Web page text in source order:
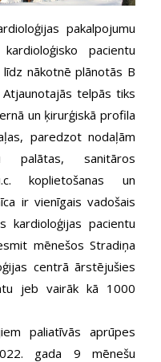
pakalpojumu
pacientu
nākotnē plānotās B
Atjaunotajās telpās tiks
un ķirurģiskā profila
paredzot nodaļām
palātas, sanitāros
koplietošanas un
ir vienīgais vadošais
kardioloģijas pacientu
mēnešos Stradiņa
centrā ārstējušies
jeb vairāk kā 1000
paliatīvās aprūpes
gada 9 mēnešu